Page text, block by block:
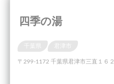
四季の湯
千葉県
〒299-1172 千葉県君津市三直１６２